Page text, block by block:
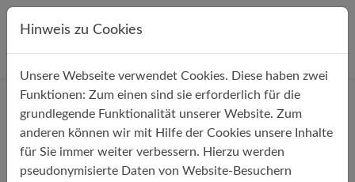
Direkt zur Hauptnavigation springen
Direkt zum Inhalt springen
StartseiteÜber uns Aktuelles
Hinweis zu Cookies
Unsere Webseite verwendet Cookies. Diese haben zwei
Funktionen: Zum einen sind sie erforderlich für die
grundlegende Funktionalität unserer Website. Zum
anderen können wir mit Hilfe der Cookies unsere Inhalte
für Sie immer weiter verbessern. Hierzu werden
pseudonymisierte Daten von Website-Besuchern